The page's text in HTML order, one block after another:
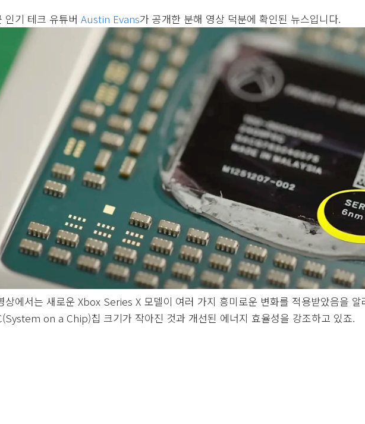
인기 테크 유튜버 Austin Evans가 공개한 분해 영상 덕분에 확인된 뉴스입니다.
상에서는 새로운 Xbox Series X 모델이 여러 가지 흥미로운 변화를 적용받았음을 알
on a Chip)칩 크기가 작아진 것과 개선된 에너지 효율성을 강조하고 있죠.